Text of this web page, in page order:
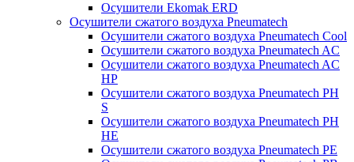
Осушители Ekomak ERD
Осушители сжатого воздуха Pneumatech
Осушители сжатого воздуха Pneumatech Cool
Осушители сжатого воздуха Pneumatech AC
Осушители сжатого воздуха Pneumatech AC
HP
Осушители сжатого воздуха Pneumatech PH
S
Осушители сжатого воздуха Pneumatech PH
HE
Осушители сжатого воздуха Pneumatech PE